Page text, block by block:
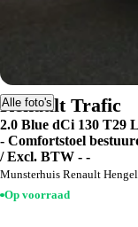
Alle foto's
Renault Trafic
2.0 Blue dCi 130 T29
- Comfortstoel
/ Excl. BTW - -
Munsterhuis Renault
Op voorraad